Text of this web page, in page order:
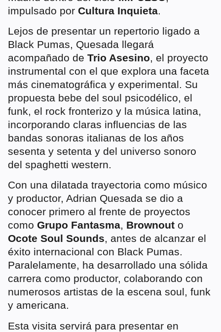
impulsado por Cultura Inquieta.
Lejos de presentar un repertorio ligado a
Black Pumas, Quesada llegará
acompañado de Trio Asesino, el proyecto
instrumental con el que explora una faceta
más cinematográfica y experimental. Su
propuesta bebe del soul psicodélico, el
funk, el rock fronterizo y la música latina,
incorporando claras influencias de las
bandas sonoras italianas de los años
sesenta y setenta y del universo sonoro
del spaghetti western.
Con una dilatada trayectoria como músico
y productor, Adrian Quesada se dio a
conocer primero al frente de proyectos
como Grupo Fantasma, Brownout o
Ocote Soul Sounds, antes de alcanzar el
éxito internacional con Black Pumas.
Paralelamente, ha desarrollado una sólida
carrera como productor, colaborando con
numerosos artistas de la escena soul, funk
y americana.
Esta visita servirá para presentar en